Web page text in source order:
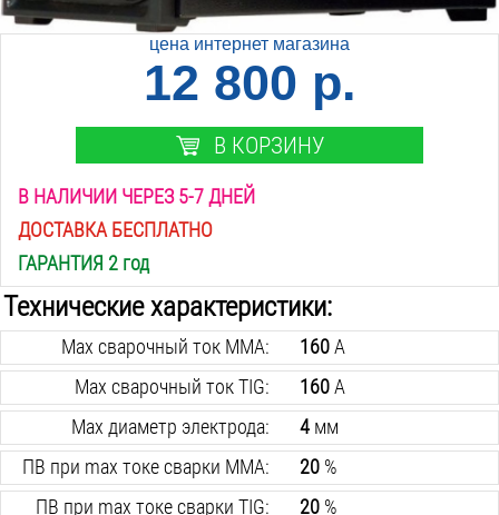
цена интернет магазина
12 800 р.
В КОРЗИНУ
В НАЛИЧИИ ЧЕРЕЗ 5-7 ДНЕЙ
ДОСТАВКА БЕСПЛАТНО
ГАРАНТИЯ 2 год
Технические характеристики:
Max сварочный ток MMA: 160А
Max сварочный ток TIG:
160А
Max диаметр электрода:
4мм
ПВ при max токе сварки MMA:
20%
ПВ при max токе сварки TIG:
20%